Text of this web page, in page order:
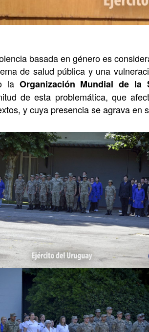
basada en género es
de salud pública y una
la Organización Mundial de la
de esta problemática, que
y cuya presencia se agrava en